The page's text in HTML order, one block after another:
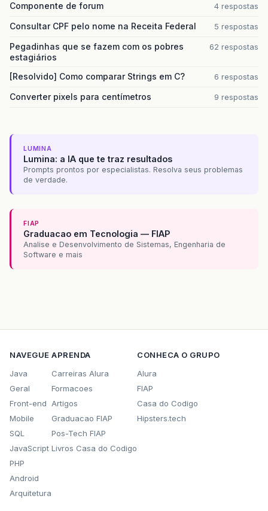
Componente de forum 4 respostas
Consultar CPF pelo nome na Receita Federal 5 respostas
Pegadinhas que se fazem com os pobres
estagiários
62 respostas
[Resolvido] Como comparar Strings em C? 6 respostas
Converter pixels para centímetros 9 respostas
LUMINA
Lumina: a IA que te traz resultados
Prompts prontos por especialistas. Resolva seus problemas
de verdade.
FIAP
Graduacao em Tecnologia — FIAP
Analise e Desenvolvimento de Sistemas, Engenharia de
Software e mais
NAVEGUE
Java
Geral
Front-end
Mobile
SQL
JavaScript
PHP
Android
Arquitetura
APRENDA
Carreiras Alura
Formacoes
Artigos
Graduacao FIAP
Pos-Tech FIAP
Livros Casa do Codigo
CONHECA O GRUPO
Alura
FIAP
Casa do Codigo
Hipsters.tech